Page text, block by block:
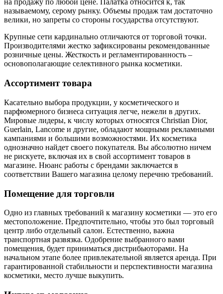
на продажу по любой цене. Палатка относится к, так
называемому, серому рынку. Объемы продаж там достаточно
велики, но запреты со стороны государства отсутствуют.
Крупные сети кардинально отличаются от торговой точки.
Производителями жестко зафиксированы рекомендованные
розничные цены. Жесткость и регламентированность –
основополагающие селективного рынка косметики.
Ассортимент товара
Касательно выбора продукции, у косметического и
парфюмерного бизнеса ситуация легче, нежели в других.
Мировые лидеры, к числу которых относятся Christian Dior,
Guerlain, Lancome и другие, обладают мощными рекламными
кампаниями и большими возможностями. Их косметика
однозначно найдет своего покупателя. Вы абсолютно ничем
не рискуете, включая их в свой ассортимент товаров в
магазине. Нюанс работы с брендами заключается в
соответствии Вашего магазина целому перечню требований.
Помещение для торговли
Одно из главных требований к магазину косметики — это его
местоположение. Предпочтительно, чтобы это был торговый
центр либо отдельный салон. Естественно, важна
транспортная развязка. Одобрение выбранного вами
помещения, будет приниматься дистрибьюторами. На
начальном этапе более привлекательной является аренда. При
гарантированной стабильности и перспективности магазина
косметики, место лучше выкупить.